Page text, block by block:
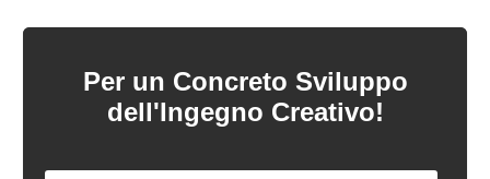
Per un Concreto Sviluppo
dell'Ingegno Creativo!